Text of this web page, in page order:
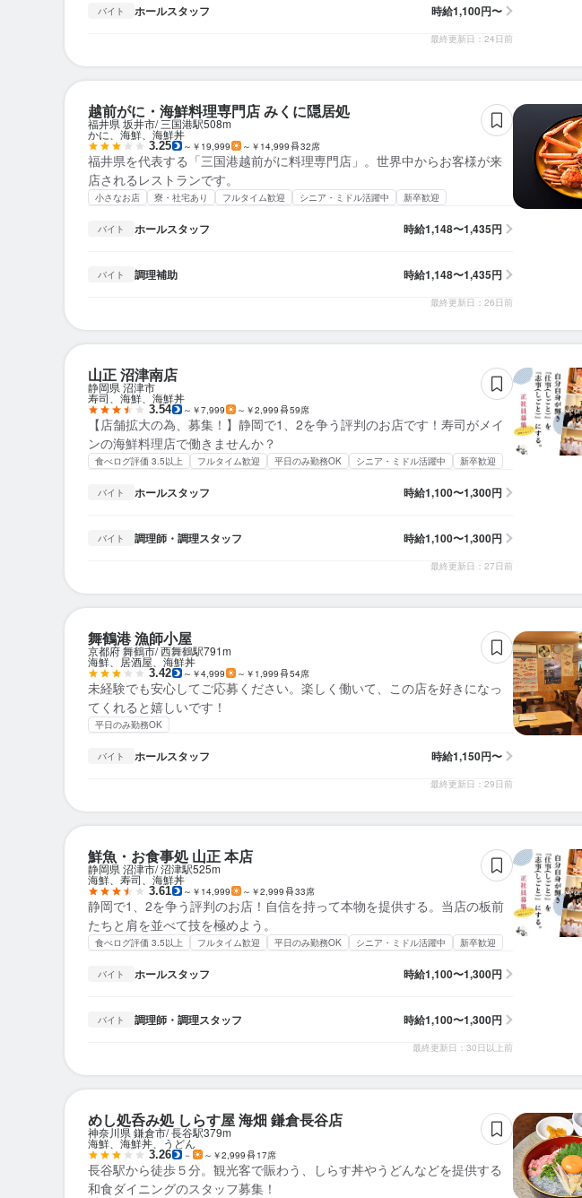
バイト ホールスタッフ 時給1,100円〜
最終更新日：24日前
越前がに・海鮮料理専門店 みくに隠居処
福井県 坂井市 三国港駅508m
かに、海鮮、海鮮丼
3.25 ～￥19,999 ～￥14,999 32席
福井県を代表する「三国港越前がに料理専門店」。世界中からお客様が来
店されるレストランです。
小さなお店 寮・社宅あり フルタイム歓迎 シニア・ミドル活躍中 新卒歓迎
バイト ホールスタッフ 時給1,148〜1,435円
バイト 調理補助 時給1,148〜1,435円
最終更新日：26日前
山正 沼津南店
静岡県 沼津市
寿司、海鮮、海鮮丼
3.54 ～￥7,999 ～￥2,999 59席
【店舗拡大の為、募集！】静岡で1、2を争う評判のお店です！寿司がメイ
ンの海鮮料理店で働きませんか？
食べログ評価 3.5以上 フルタイム歓迎 平日のみ勤務OK シニア・ミドル活躍中 新卒歓迎
バイト ホールスタッフ 時給1,100〜1,300円
バイト 調理師・調理スタッフ 時給1,100〜1,300円
最終更新日：27日前
舞鶴港 漁師小屋
京都府 舞鶴市 西舞鶴駅791m
海鮮、居酒屋、海鮮丼
3.42 ～￥4,999 ～￥1,999 54席
未経験でも安心してご応募ください。楽しく働いて、この店を好きになっ
てくれると嬉しいです！
平日のみ勤務OK
バイト ホールスタッフ 時給1,150円〜
最終更新日：29日前
鮮魚・お食事処 山正 本店
静岡県 沼津市 沼津駅525m
海鮮、寿司、海鮮丼
3.61 ～￥14,999 ～￥2,999 33席
静岡で1、2を争う評判のお店！自信を持って本物を提供する。当店の板前
たちと肩を並べて技を極めよう。
食べログ評価 3.5以上 フルタイム歓迎 平日のみ勤務OK シニア・ミドル活躍中 新卒歓迎
バイト ホールスタッフ 時給1,100〜1,300円
バイト 調理師・調理スタッフ 時給1,100〜1,300円
最終更新日：30日以上前
めし処呑み処 しらす屋 海畑 鎌倉長谷店
神奈川県 鎌倉市 長谷駅379m
海鮮、海鮮丼、うどん
3.26 － ～￥2,999 17席
長谷駅から徒歩５分。観光客で賑わう、しらす丼やうどんなどを提供する
和食ダイニングのスタッフ募集！
ホールスタッフ
ホールスタッフ
ホールスタッフ
ホールスタッフ
ホールスタッフ
調理師・調理スタッフ
ホールスタッフ
ホールスタッフ
ホールスタッフ
調理師・調理スタッフ
ホールスタッフ
ホールスタッフ
調理師・調理スタッフ
ホールスタッフ
販売スタッフ
ホールスタッフ
ホールスタッフ
調理師・調理スタッフ
ホールスタッフ
ホールスタッフ
調理師・調理スタッフ
ホールスタッフ
ホールスタッフ
ホールスタッフ
ホールスタッフ
ホールスタッフ
ホールスタッフ
ホールスタッフ